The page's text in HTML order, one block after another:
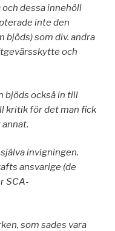
dessa innehöll
inte den
bjöds) som div. andra
och
bjöds också in till
kritik för det man fick
invigningen.
ansvarige (de
SCA-
som sades vara